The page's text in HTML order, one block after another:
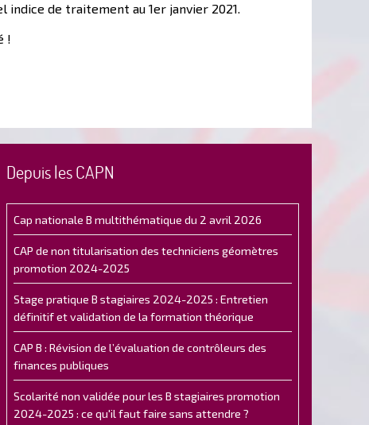
de traitement au 1er janvier 2021.
!
Depuis les CAPN
Cap nationale B multithématique du 2 avril 2026
CAP de non titularisation des techniciens géomètres
promotion 2024-2025
Stage pratique B stagiaires 2024-2025 : Entretien
définitif et validation de la formation théorique
CAP B : Révision de l’évaluation de contrôleurs des
finances publiques
Scolarité non validée pour les B stagiaires promotion
2024-2025 : ce qu'il faut faire sans attendre ?